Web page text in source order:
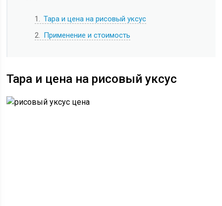
1
Тара и цена на рисовый уксус
2
Применение и стоимость
Тара и цена на рисовый уксус